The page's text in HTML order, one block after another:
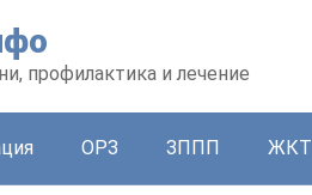
профилактика и лечение
ОРЗ ЗППП ЖКТ